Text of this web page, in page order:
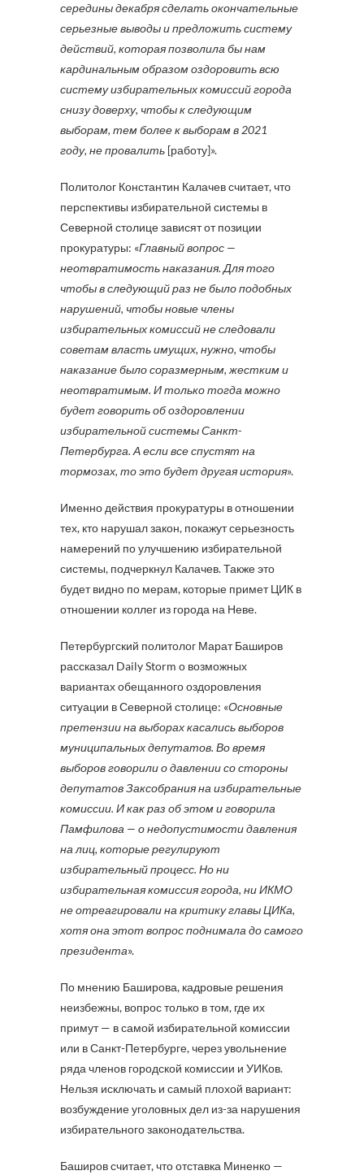
середины декабря сделать окончательные
серьезные выводы и предложить систему
действий, которая позволила бы нам
кардинальным образом оздоровить всю
систему избирательных комиссий города
снизу доверху, чтобы к следующим
выборам, тем более к выборам в 2021
году, не провалить [работу]».
Политолог Константин Калачев считает, что
перспективы избирательной системы в
Северной столице зависят от позиции
прокуратуры: «Главный вопрос —
неотвратимость наказания. Для того
чтобы в следующий раз не было подобных
нарушений, чтобы новые члены
избирательных комиссий не следовали
советам власть имущих, нужно, чтобы
наказание было соразмерным, жестким и
неотвратимым. И только тогда можно
будет говорить об оздоровлении
избирательной системы Санкт-
Петербурга. А если все спустят на
тормозах, то это будет другая история».
Именно действия прокуратуры в отношении
тех, кто нарушал закон, покажут серьезность
намерений по улучшению избирательной
системы, подчеркнул Калачев. Также это
будет видно по мерам, которые примет ЦИК в
отношении коллег из города на Неве.
Петербургский политолог Марат Баширов
рассказал Daily Storm о возможных
вариантах обещанного оздоровления
ситуации в Северной столице: «Основные
претензии на выборах касались выборов
муниципальных депутатов. Во время
выборов говорили о давлении со стороны
депутатов Заксобрания на избирательные
комиссии. И как раз об этом и говорила
Памфилова — о недопустимости давления
на лиц, которые регулируют
избирательный процесс. Но ни
избирательная комиссия города, ни ИКМО
не отреагировали на критику главы ЦИКа,
хотя она этот вопрос поднимала до самого
президента».
По мнению Баширова, кадровые решения
неизбежны, вопрос только в том, где их
примут — в самой избирательной комиссии
или в Санкт-Петербурге, через увольнение
ряда членов городской комиссии и УИКов.
Нельзя исключать и самый плохой вариант:
возбуждение уголовных дел из-за нарушения
избирательного законодательства.
Баширов считает, что отставка Миненко —